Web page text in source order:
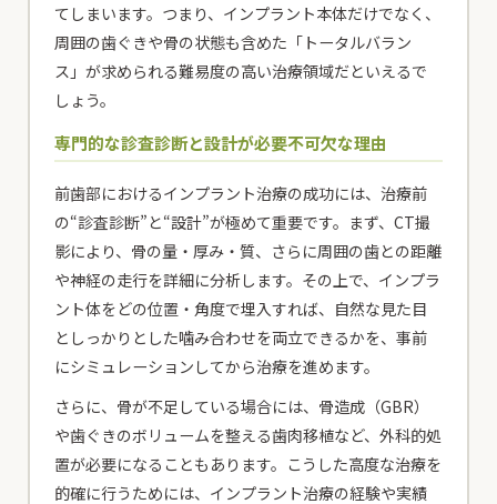
てしまいます。つまり、インプラント本体だけでなく、
周囲の歯ぐきや骨の状態も含めた「トータルバラン
ス」が求められる難易度の高い治療領域だといえるで
しょう。
専門的な診査診断と設計が必要不可欠な理由
前歯部におけるインプラント治療の成功には、治療前
の“診査診断”と“設計”が極めて重要です。まず、CT撮
影により、骨の量・厚み・質、さらに周囲の歯との距離
や神経の走行を詳細に分析します。その上で、インプラ
ント体をどの位置・角度で埋入すれば、自然な見た目
としっかりとした噛み合わせを両立できるかを、事前
にシミュレーションしてから治療を進めます。
さらに、骨が不足している場合には、骨造成（GBR）
や歯ぐきのボリュームを整える歯肉移植など、外科的処
置が必要になることもあります。こうした高度な治療を
的確に行うためには、インプラント治療の経験や実績